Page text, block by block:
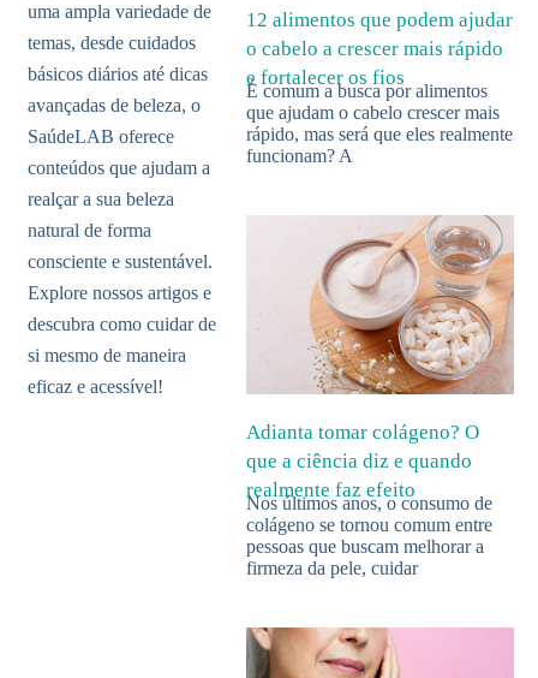
uma ampla variedade de
temas, desde cuidados
básicos diários até dicas
avançadas de beleza, o
SaúdeLAB oferece
conteúdos que ajudam a
realçar a sua beleza
natural de forma
consciente e sustentável.
Explore nossos artigos e
descubra como cuidar de
si mesmo de maneira
eficaz e acessível!
12 alimentos que podem ajudar
o cabelo a crescer mais rápido
e fortalecer os fios
É comum a busca por alimentos
que ajudam o cabelo crescer mais
rápido, mas será que eles realmente
funcionam? A
Adianta tomar colágeno? O
que a ciência diz e quando
realmente faz efeito
Nos últimos anos, o consumo de
colágeno se tornou comum entre
pessoas que buscam melhorar a
firmeza da pele, cuidar